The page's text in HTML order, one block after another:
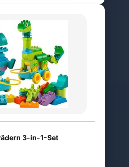
3-in-1-Set